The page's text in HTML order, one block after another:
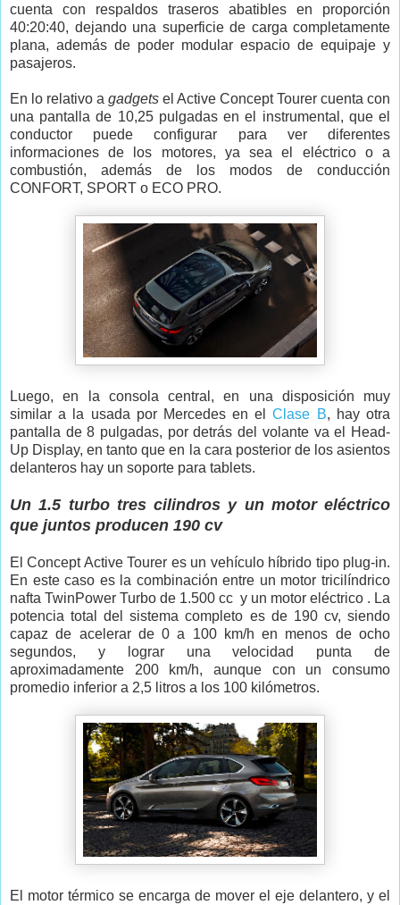
cuenta con respaldos traseros abatibles en proporción
40:20:40, dejando una superficie de carga completamente
plana, además de poder modular espacio de equipaje y
pasajeros.
En lo relativo a gadgets el Active Concept Tourer cuenta con
una pantalla de 10,25 pulgadas en el instrumental, que el
conductor puede configurar para ver diferentes
informaciones de los motores, ya sea el eléctrico o a
combustión, además de los modos de conducción
CONFORT, SPORT o ECO PRO.
Luego, en la consola central, en una disposición muy
similar a la usada por Mercedes en elClase B, hay otra
pantalla de 8 pulgadas, por detrás del volante va el Head-
Up Display, en tanto que en la cara posterior de los asientos
delanteros hay un soporte para tablets.
Un 1.5 turbo tres cilindros y un motor eléctrico
que juntos producen 190 cv
El Concept Active Tourer es un vehículo híbrido tipo plug-in.
En este caso es la combinación entre un motor tricilíndrico
nafta TwinPower Turbo de 1.500 cc y un motor eléctrico . La
potencia total del sistema completo es de 190 cv, siendo
capaz de acelerar de 0 a 100 km/h en menos de ocho
segundos, y lograr una velocidad punta de
aproximadamente 200 km/h, aunque con un consumo
promedio inferior a 2,5 litros a los 100 kilómetros.
El motor térmico se encarga de mover el eje delantero, y el